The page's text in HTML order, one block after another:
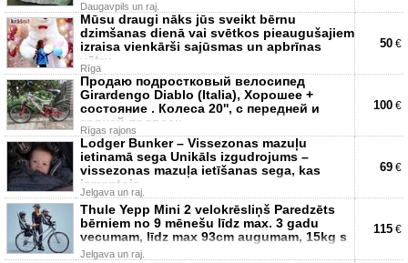
Daugavpils un raj.
Mūsu draugi nāks jūs sveikt bērnu
dzimšanas dienā vai svētkos pieaugušajiem
izraisa vienkārši sajūsmas un apbrīnas
vētru
Rīga
50 €
Продаю подростковый велосипед
Girardengo Diablo (Italia), Хорошее +
состояние . Колеса 20'', с передней и
задней подвеск
Rīgas rajons
100 €
Lodger Bunker – Vissezonas mazuļu
ietinamā sega Unikāls izgudrojums –
vissezonas mazuļa ietīšanas sega, kas
izmantoja
Jelgava un raj.
69 €
Thule Yepp Mini 2 velokrēsliņš Paredzēts
bērniem no 9 mēnešu līdz max. 3 gadu
vecumam, līdz max 93cm augumam, 15kg s
Jelgava un raj.
115 €